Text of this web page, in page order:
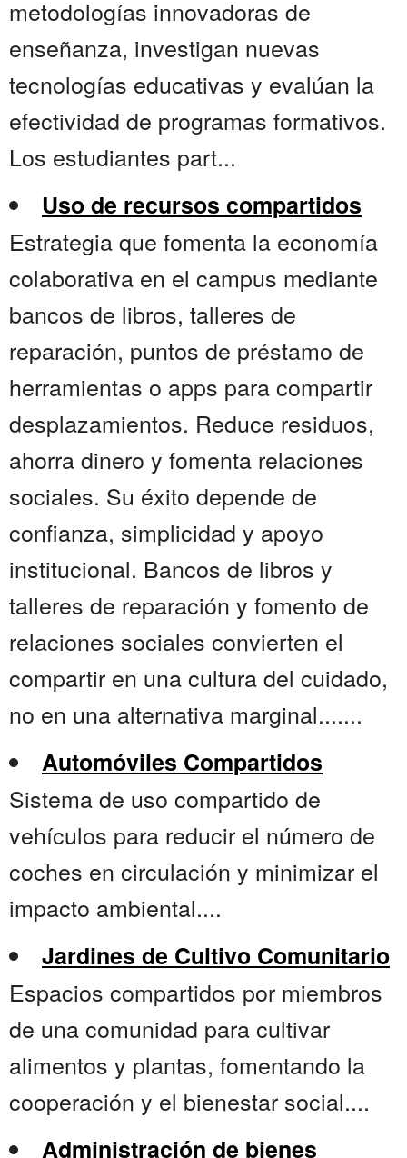
metodologías innovadoras de
enseñanza, investigan nuevas
tecnologías educativas y evalúan la
efectividad de programas formativos.
Los estudiantes part...
Uso de recursos compartidos
Estrategia que fomenta la economía
colaborativa en el campus mediante
bancos de libros, talleres de
reparación, puntos de préstamo de
herramientas o apps para compartir
desplazamientos. Reduce residuos,
ahorra dinero y fomenta relaciones
sociales. Su éxito depende de
confianza, simplicidad y apoyo
institucional. Bancos de libros y
talleres de reparación y fomento de
relaciones sociales convierten el
compartir en una cultura del cuidado,
no en una alternativa marginal.......
Automóviles Compartidos
Sistema de uso compartido de
vehículos para reducir el número de
coches en circulación y minimizar el
impacto ambiental....
Jardines de Cultivo Comunitario
Espacios compartidos por miembros
de una comunidad para cultivar
alimentos y plantas, fomentando la
cooperación y el bienestar social....
Administración de bienes